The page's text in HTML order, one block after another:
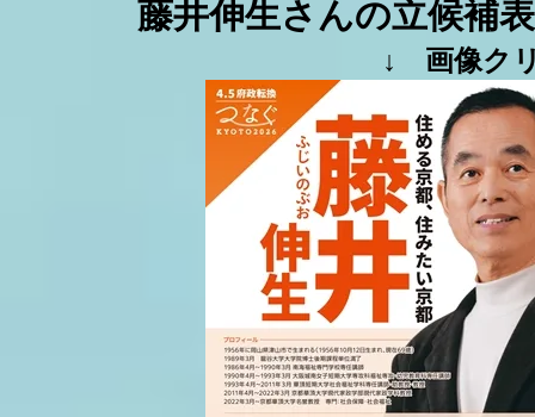
藤井伸生さんの立候補
↓ 画像ク